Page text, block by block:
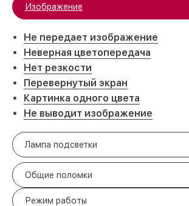
Изображение
Не передает изображение
Неверная цветопередача
Нет резкости
Перевернутый экран
Картинка одного цвета
Не выводит изображение
Лампа подсветки
Общие поломки
Режим работы